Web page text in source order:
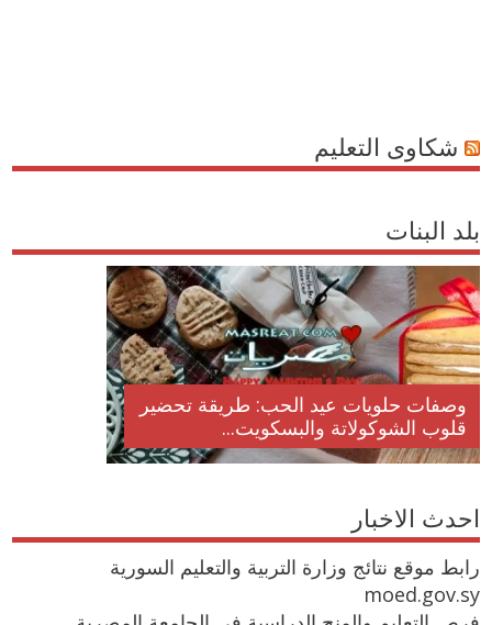
شكاوى التعليم
بلد البنات
وصفات حلويات عيد الحب: طريقة تحضير
قلوب الشوكولاتة والبسكويت...
احدث الاخبار
رابط موقع نتائج وزارة التربية والتعليم السورية
moed.gov.sy